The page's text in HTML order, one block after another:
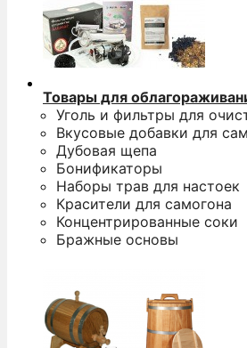
Товары для
Уголь и фильтры для
Вкусовые добавки для
Дубовая щепа
Бонификаторы
Наборы трав для настоек
Красители для самогона
Концентрированные соки
Бражные основы